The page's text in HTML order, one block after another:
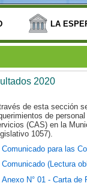
LA
2020
de esta sección
de
(CAS) en la
1057).
Comunicado para las
Comunicado (Lectura
Anexo N° 01 - Carta de